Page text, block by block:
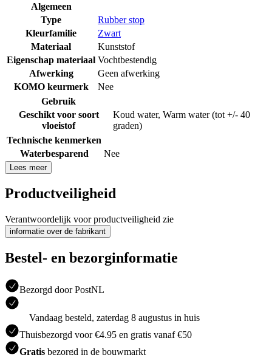
Algemeen
Type
Rubber stop
Kleurfamilie
Zwart
Materiaal
Kunststof
Eigenschap materiaal Vochtbestendig
Afwerking
Geen afwerking
KOMO keurmerk
Nee
Gebruik
Geschikt voor soort
vloeistof
Koud water, Warm water (tot +/- 40
graden)
Technische kenmerken
Waterbesparend
Nee
Lees meer
Productveiligheid
Verantwoordelijk voor productveiligheid zie
informatie over de fabrikant
Bestel- en bezorginformatie
Bezorgd door PostNL
Vandaag besteld, zaterdag 8 augustus in huis
Thuisbezorgd voor €4.95 en gratis vanaf €50
Gratis bezorgd in de bouwmarkt